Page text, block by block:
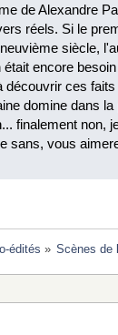
de Alexandre
réels. Si le
siècle,
encore
découvrir ces
domine dans
finalement
sans, vous
édités » Scènes de